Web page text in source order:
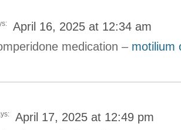
April 16, 2025 at 12:34 am
medication – motilium
April 17, 2025 at 12:49 pm